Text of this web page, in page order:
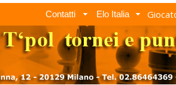
Contatti Elo Italia